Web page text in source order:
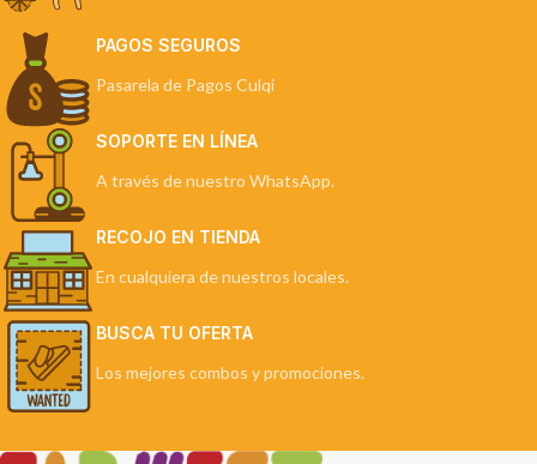
PAGOS SEGUROS
Pasarela de Pagos Culqi
SOPORTE EN LÍNEA
A través de nuestro WhatsApp.
RECOJO EN TIENDA
En cualquiera de nuestros locales.
BUSCA TU OFERTA
Los mejores combos y promociones.